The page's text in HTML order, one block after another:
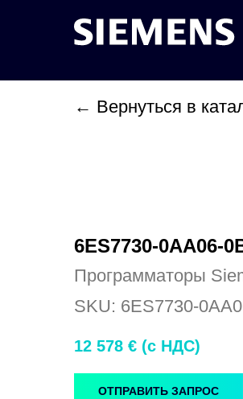
← Вернуться в
6ES7730-0AA06-
Программаторы
SKU: 6ES7730-
12 578 € (c НДС)
ОТПРАВИТЬ ЗАПРОС